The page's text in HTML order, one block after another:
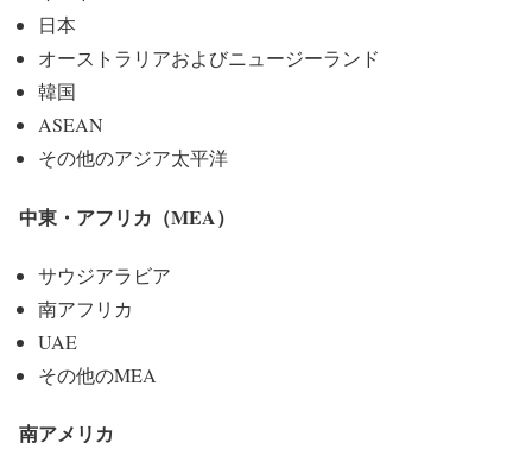
日本
オーストラリアおよびニュージーランド
韓国
ASEAN
その他のアジア太平洋
中東・アフリカ（MEA）
サウジアラビア
南アフリカ
UAE
その他のMEA
南アメリカ